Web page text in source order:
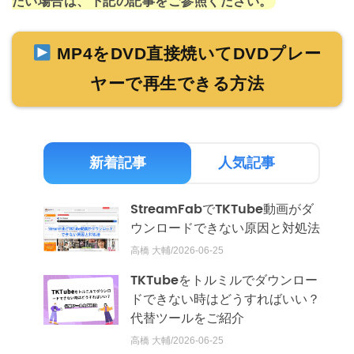
MP4をDVD直接焼いてDVDプレー
ヤーで再生できる方法
新着記事 人気記事
StreamFabでTKTube動画がダ
ウンロードできない原因と対処法
高橋 大輔/2026-06-25
TKTubeをトルミルでダウンロー
ドできない時はどうすればいい？
代替ツールをご紹介
高橋 大輔/2026-06-25